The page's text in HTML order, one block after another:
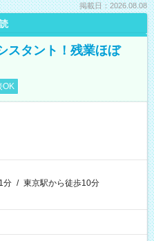
掲載日：2026.08.08
スタント！残業ほぼ
OK
分 / 東京駅から徒歩10分